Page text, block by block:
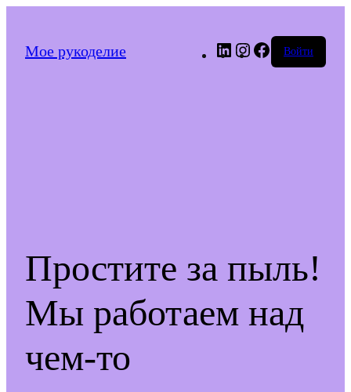
Мое рукоделие LinkedInInstagram
Facebook
Войти
Простите за пыль!
Мы работаем над
чем-то